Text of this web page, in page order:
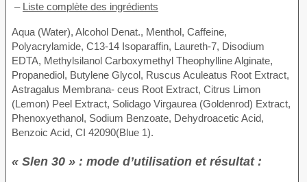
– Liste complète des ingrédients
Aqua (Water), Alcohol Denat., Menthol, Caffeine,
Polyacrylamide, C13-14 Isoparaffin, Laureth-7, Disodium
EDTA, Methylsilanol Carboxymethyl Theophylline Alginate,
Propanediol, Butylene Glycol, Ruscus Aculeatus Root Extract,
Astragalus Membrana- ceus Root Extract, Citrus Limon
(Lemon) Peel Extract, Solidago Virgaurea (Goldenrod) Extract,
Phenoxyethanol, Sodium Benzoate, Dehydroacetic Acid,
Benzoic Acid, CI 42090(Blue 1).
« Slen 30 » : mode d’utilisation et résultat :